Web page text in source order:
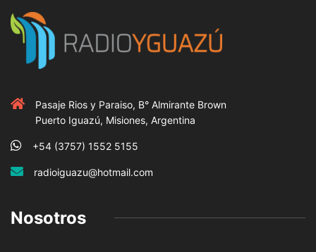
Pasaje Rios y Paraiso, B° Almirante Brown
Puerto Iguazú, Misiones, Argentina
+54 (3757) 1552 5155
radioiguazu@hotmail.com
Nosotros